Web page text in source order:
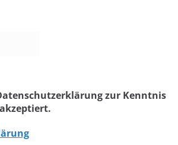
zur Kenntnis